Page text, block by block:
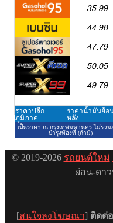
© 2019-2026 รถยนต์ใหม่
ผ่อน-ดา
[สนใจลงโฆษณา] ติดต่